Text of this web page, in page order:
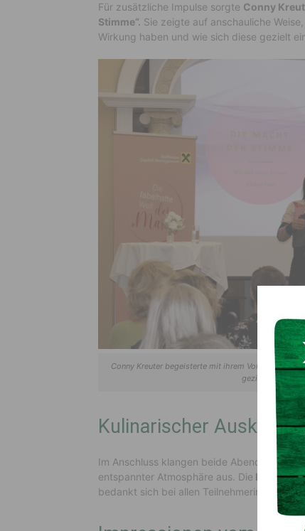
Für zusätzliche Impulse sorgte Conny
Stimme“. Sie zeigte auf anschauliche
Wirkung haben und wie sich diese gezielt
Conny Kreuter begeisterte mit ihrem Vortrag
gezielt
Kulinarischer Ausklang
Im Anschluss klangen beide Abende bei
entspannter Atmosphäre aus. Die
bedankt sich bei allen Teilnehmerinnen für